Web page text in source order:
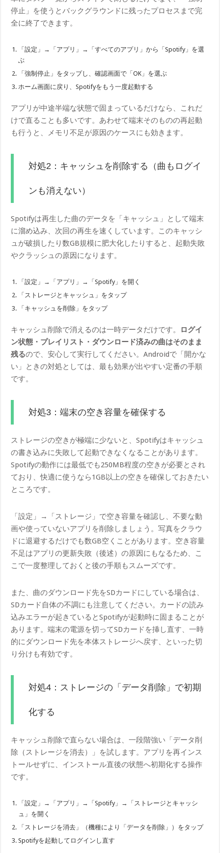
停止」を使うとバックグラウンドに残ったプロセスまで完
全に終了できます。
「設定」→「アプリ」→「すべてのアプリ」から「Spotify」を選
ぶ
「強制停止」をタップし、確認画面で「OK」を選ぶ
ホーム画面に戻り、Spotifyをもう一度起動する
アプリが中途半端な状態で固まっているだけなら、これだ
けで直ることも多いです。あわせて端末そのものの再起動
も行うと、メモリ不足が原因のケースにも効きます。
対処2：キャッシュを削除する（曲もログイ
ンも消えない）
Spotifyは再生した曲のデータを「キャッシュ」として端末
に溜め込み、次回の再生を速くしています。このキャッシ
ュが破損したり数GB規模に肥大化したりすると、起動失敗
やクラッシュの原因になります。
「設定」→「アプリ」→「Spotify」を開く
「ストレージとキャッシュ」をタップ
「キャッシュを削除」をタップ
キャッシュ削除で消えるのは一時データだけです。 ログイ
ン状態・プレイリスト・ダウンロード済みの曲はそのまま
残るので、安心して実行してください。Androidで「開かな
い」ときの対処としては、最も効果が出やすい定番の手順
です。
対処3：端末の空き容量を確保する
ストレージの空きが極端に少ないと、Spotifyはキャッシュ
の書き込みに失敗して起動できなくなることがあります。
Spotifyの動作には最低でも250MB程度の空きが必要とされ
ており、快適に使うなら1GB以上の空きを確保しておきたい
ところです。
「設定」→「ストレージ」で空き容量を確認し、不要な動
画や使っていないアプリを削除しましょう。写真をクラウ
ドに退避するだけでも数GB空くことがあります。空き容量
不足はアプリの更新失敗（後述）の原因にもなるため、こ
こで一度整理しておくと後の手順もスムーズです。
また、曲のダウンロード先をSDカードにしている場合は、
SDカード自体の不調にも注意してください。カードの読み
込みエラーが起きているとSpotifyが起動時に固まることが
あります。端末の電源を切ってSDカードを挿し直す、一時
的にダウンロード先を本体ストレージへ戻す、といった切
り分けも有効です。
対処4：ストレージの「データ削除」で初期
化する
キャッシュ削除で直らない場合は、一段階強い「データ削
除（ストレージを消去）」を試します。アプリを再インス
トールせずに、インストール直後の状態へ初期化する操作
です。
「設定」→「アプリ」→「Spotify」→「ストレージとキャッシ
ュ」を開く
「ストレージを消去」（機種により「データを削除」）をタップ
Spotifyを起動してログインし直す